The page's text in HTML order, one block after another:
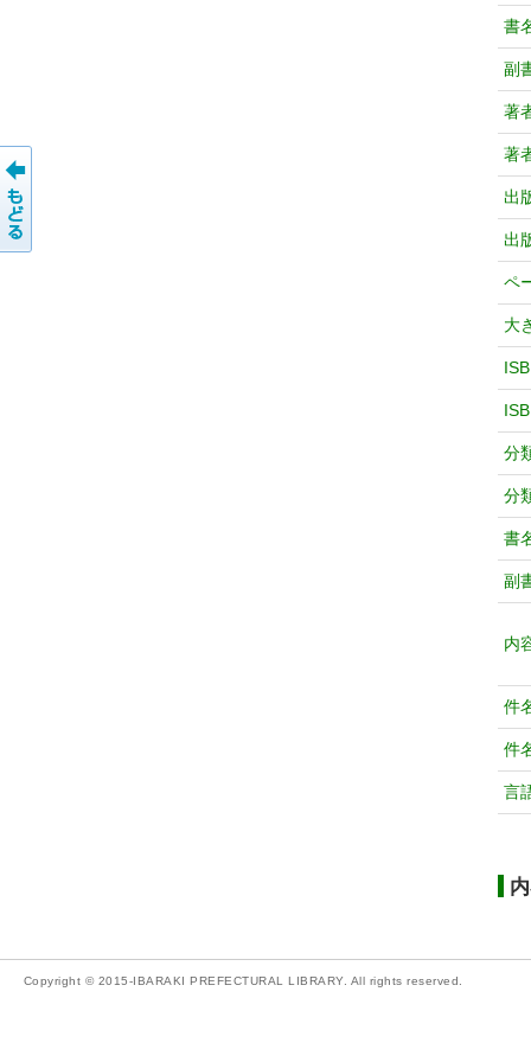
書
副
著
著
出
出
ペ
大
分
分
書
副
内
件
件
言
Copyright © 2015-IBARAKI PREFECTURAL LIBRARY. All rights reserved.